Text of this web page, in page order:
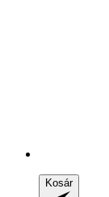
Kosár